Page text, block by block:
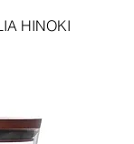
HINOKI